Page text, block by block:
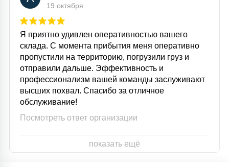
19 октября
Я приятно удивлен оперативностью вашего
склада. С момента прибытия меня оперативно
пропустили на территорию, погрузили груз и
отправили дальше. Эффективность и
профессионализм вашей команды заслуживают
высших похвал. Спасибо за отличное
обслуживание!
Посмотреть ответ организации
показать ещё